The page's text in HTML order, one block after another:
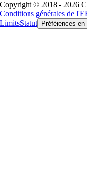
Copyright © 2018 - 2026
Conditions générales de
LimitsStatut Préférences